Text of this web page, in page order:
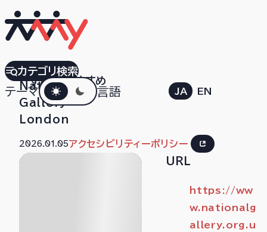
すべておすすめ
テーマダークモード言語 JA EN
カテゴリ検索
The
National
Gallery
London
2026.01.05アクセシビリティーポリシー
URL
https://ww
w.nationalg
allery.org.u